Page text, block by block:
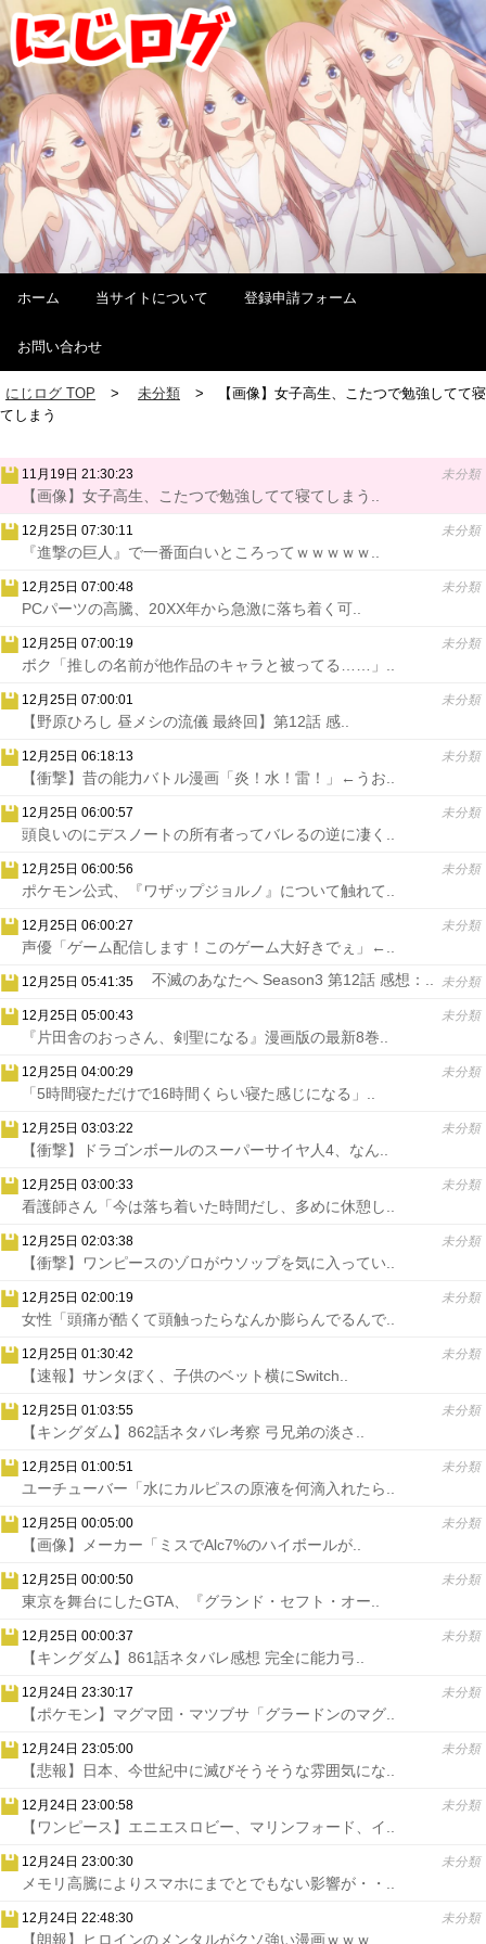
ホーム 当サイトについて 登録申請フォーム
お問い合わせ
にじログ TOP 未分類
【画像】女子高生、こたつで勉強してて寝
てしまう
11月19日 21:30:23 未分類
【画像】女子高生、こたつで勉強してて寝てしまう..
12月25日 07:30:11 未分類
『進撃の巨人』で一番面白いところってｗｗｗｗｗ..
12月25日 07:00:48 未分類
PCパーツの高騰、20XX年から急激に落ち着く可..
12月25日 07:00:19 未分類
ボク「推しの名前が他作品のキャラと被ってる……」..
12月25日 07:00:01 未分類
【野原ひろし 昼メシの流儀 最終回】第12話 感..
12月25日 06:18:13 未分類
【衝撃】昔の能力バトル漫画「炎！水！雷！」←うお..
12月25日 06:00:57 未分類
頭良いのにデスノートの所有者ってバレるの逆に凄く..
12月25日 06:00:56 未分類
ポケモン公式、『ワザップジョルノ』について触れて..
12月25日 06:00:27 未分類
声優「ゲーム配信します！このゲーム大好きでぇ」←..
12月25日 05:41:35 未分類
不滅のあなたへ Season3 第12話 感想：..
12月25日 05:00:43 未分類
『片田舎のおっさん、剣聖になる』漫画版の最新8巻..
12月25日 04:00:29 未分類
「5時間寝ただけで16時間くらい寝た感じになる」..
12月25日 03:03:22 未分類
【衝撃】ドラゴンボールのスーパーサイヤ人4、なん..
12月25日 03:00:33 未分類
看護師さん「今は落ち着いた時間だし、多めに休憩し..
12月25日 02:03:38 未分類
【衝撃】ワンピースのゾロがウソップを気に入ってい..
12月25日 02:00:19 未分類
女性「頭痛が酷くて頭触ったらなんか膨らんでるんで..
12月25日 01:30:42 未分類
【速報】サンタぼく、子供のベット横にSwitch..
12月25日 01:03:55 未分類
【キングダム】862話ネタバレ考察 弓兄弟の淡さ..
12月25日 01:00:51 未分類
ユーチューバー「水にカルピスの原液を何滴入れたら..
12月25日 00:05:00 未分類
【画像】メーカー「ミスでAlc7%のハイボールが..
12月25日 00:00:50 未分類
東京を舞台にしたGTA、『グランド・セフト・オー..
12月25日 00:00:37 未分類
【キングダム】861話ネタバレ感想 完全に能力弓..
12月24日 23:30:17 未分類
【ポケモン】マグマ団・マツブサ「グラードンのマグ..
12月24日 23:05:00 未分類
【悲報】日本、今世紀中に滅びそうそうな雰囲気にな..
12月24日 23:00:58 未分類
【ワンピース】エニエスロビー、マリンフォード、イ..
12月24日 23:00:30 未分類
メモリ高騰によりスマホにまでとでもない影響が・・..
12月24日 22:48:30 未分類
【朗報】ヒロインのメンタルがクソ強い漫画ｗｗｗ..